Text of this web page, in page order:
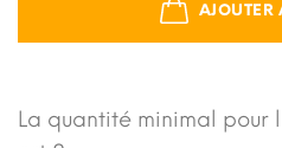
AJOUTER
La quantité minimal